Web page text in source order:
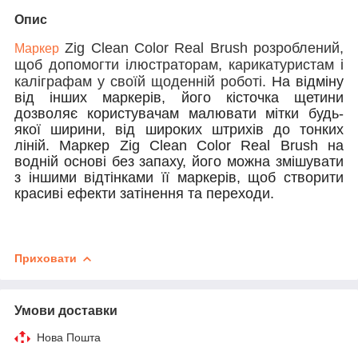
Опис
Маркер Zig Clean Color Real Brush розроблений,
щоб допомогти ілюстраторам, карикатуристам і
каліграфам у своїй щоденній роботі. На відміну
від інших маркерів, його кісточка щетини
дозволяє користувачам малювати мітки будь-
якої ширини, від широких штрихів до тонких
ліній. Маркер
Zig Clean Color Real Brush на
водній основі без запаху, його можна змішувати
з іншими відтінками її маркерів, щоб створити
красиві ефекти затінення та переходи.
Приховати
Умови доставки
Нова Пошта